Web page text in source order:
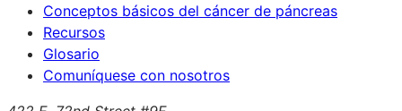
Conceptos básicos del cáncer de páncreas
Recursos
Glosario
Comuníquese con nosotros